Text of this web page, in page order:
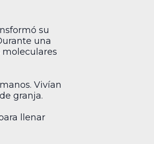
su
una
moleculares
Vivían
granja.
llenar